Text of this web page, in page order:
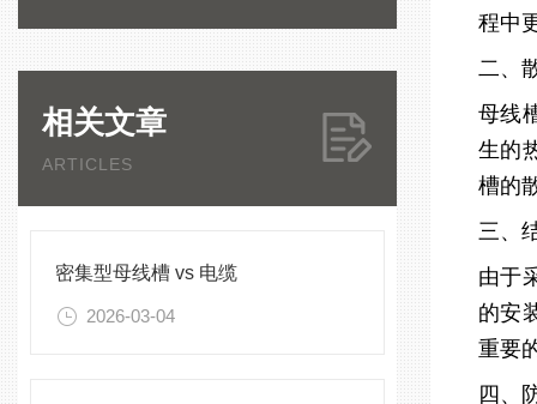
相关文章
ARTICLES
密集型母线槽 vs 电缆
2026-03-04
程中
二、
母线
生的
槽的
三、
由于
的安
重要
四、